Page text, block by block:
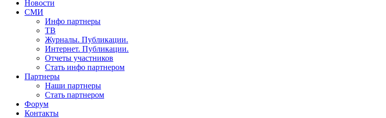
Новости
СМИ
Инфо партнеры
ТВ
Журналы. Публикации.
Интернет. Публикации.
Отчеты участников
Стать инфо партнером
Партнеры
Наши партнеры
Стать партнером
Форум
Контакты